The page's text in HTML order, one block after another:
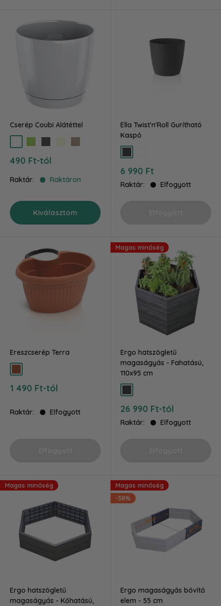
Cserép Coubi Alátéttel
Akciós
490 Ft-tól
Raktár: Raktáron
Kiválasztom
Ella Twist'n'Roll Gurítható
Kaspó
Akciós
ár
6 990 Ft
Raktár: Elfogyott
Ereszcserép Terra
Akciós
1 490 Ft-tól
Raktár: Elfogyott
Magas minőség
Ergo hatszögletű
magaságyás - Fahatású,
110x95 cm
Akciós
ár
26 990 Ft-tól
Raktár: Elfogyott
Magas minőség
Ergo hatszögletű
magaságyás - Kőhatású,
Magas minőség
-38%
Ergo magaságyás bővítő
elem - 55 cm